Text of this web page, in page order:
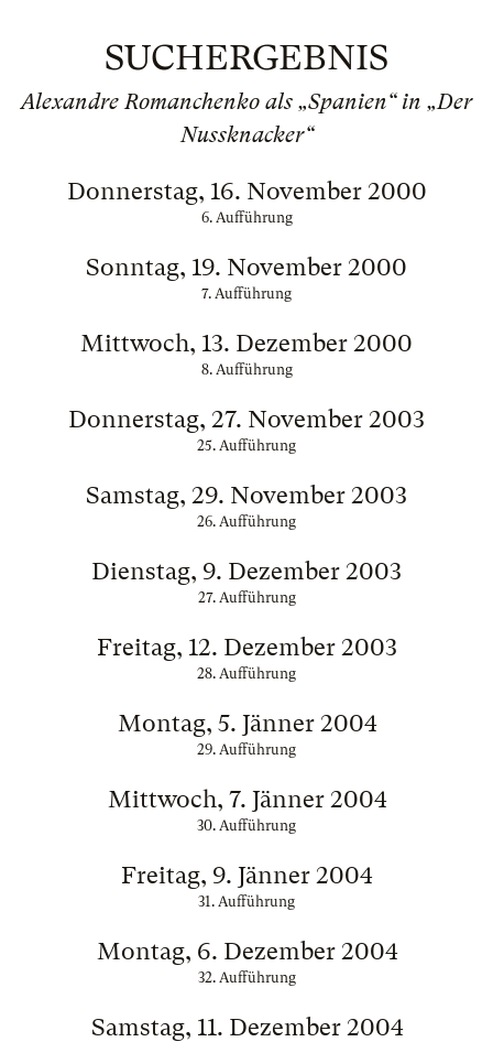
SUCHERGEBNIS
Alexandre Romanchenko als „Spanien“ in „Der
Nussknacker“
Donnerstag, 16. November 2000
6. Aufführung
Sonntag, 19. November 2000
7. Aufführung
Mittwoch, 13. Dezember 2000
8. Aufführung
Donnerstag, 27. November 2003
25. Aufführung
Samstag, 29. November 2003
26. Aufführung
Dienstag, 9. Dezember 2003
27. Aufführung
Freitag, 12. Dezember 2003
28. Aufführung
Montag, 5. Jänner 2004
29. Aufführung
Mittwoch, 7. Jänner 2004
30. Aufführung
Freitag, 9. Jänner 2004
31. Aufführung
Montag, 6. Dezember 2004
32. Aufführung
Samstag, 11. Dezember 2004